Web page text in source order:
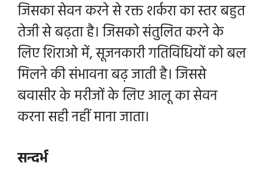
जिसका सेवन करने से रक्त शर्करा का स्तर बहुत
तेजी से बढ़ता है। जिसको संतुलित करने के
लिए शिराओ में, सूजनकारी गतिविधियों को बल
मिलने की संभावना बढ़ जाती है। जिससे
बवासीर के मरीजों के लिए आलू का सेवन
करना सही नहीं माना जाता।
सन्दर्भ